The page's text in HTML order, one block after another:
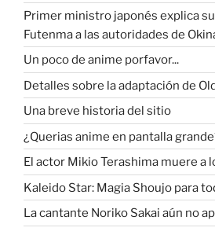
Primer ministro japonés explica
Futenma a las autoridades de
Un poco de anime porfavor...
Detalles sobre la adaptación de
Una breve historia del sitio
¿Querias anime en pantalla
El actor Mikio Terashima muere a
Kaleido Star: Magia Shoujo para
La cantante Noriko Sakai aún no